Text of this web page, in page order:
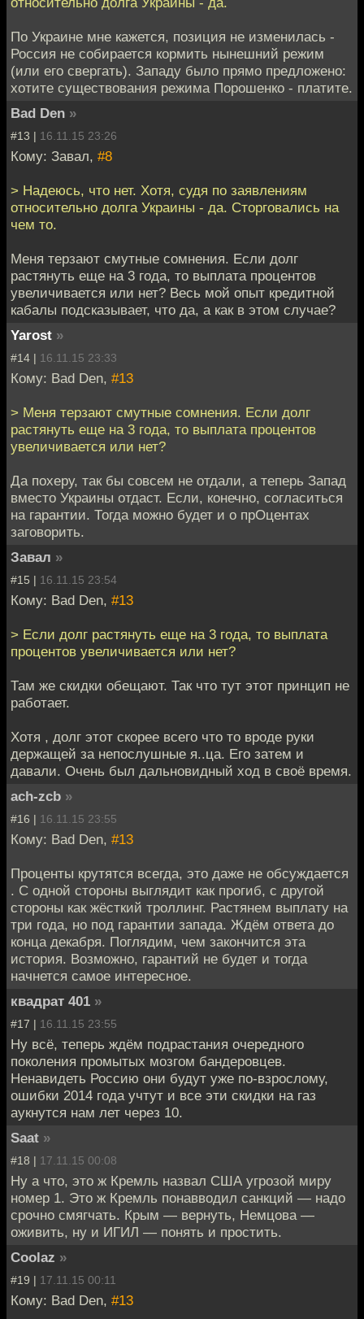
По Украине мне кажется, позиция не изменилась -
Россия не собирается кормить нынешний режим
(или его свергать). Западу было прямо предложено:
хотите существования режима Порошенко - платите.
Bad Den »
#13 | 16.11.15 23:26
Кому: Завал, #8
> Надеюсь, что нет. Хотя, судя по заявлениям
относительно долга Украины - да. Сторговались на
чем то.
Меня терзают смутные сомнения. Если долг
растянуть еще на 3 года, то выплата процентов
увеличивается или нет? Весь мой опыт кредитной
кабалы подсказывает, что да, а как в этом случае?
Yarost »
#14 | 16.11.15 23:33
Кому: Bad Den, #13
> Меня терзают смутные сомнения. Если долг
растянуть еще на 3 года, то выплата процентов
увеличивается или нет?
Да похеру, так бы совсем не отдали, а теперь Запад
вместо Украины отдаст. Если, конечно, согласиться
на гарантии. Тогда можно будет и о прОцентах
заговорить.
Завал »
#15 | 16.11.15 23:54
Кому: Bad Den, #13
> Если долг растянуть еще на 3 года, то выплата
процентов увеличивается или нет?
Там же скидки обещают. Так что тут этот принцип не
работает.
Хотя , долг этот скорее всего что то вроде руки
держащей за непослушные я..ца. Его затем и
давали. Очень был дальновидный ход в своё время.
ach-zcb »
#16 | 16.11.15 23:55
Кому: Bad Den, #13
Проценты крутятся всегда, это даже не обсуждается
. С одной стороны выглядит как прогиб, с другой
стороны как жёсткий троллинг. Растянем выплату на
три года, но под гарантии запада. Ждём ответа до
конца декабря. Поглядим, чем закончится эта
история. Возможно, гарантий не будет и тогда
начнется самое интересное.
квадрат 401 »
#17 | 16.11.15 23:55
Ну всё, теперь ждём подрастания очередного
поколения промытых мозгом бандеровцев.
Ненавидеть Россию они будут уже по-взрослому,
ошибки 2014 года учтут и все эти скидки на газ
аукнутся нам лет через 10.
Saat »
#18 | 17.11.15 00:08
Ну а что, это ж Кремль назвал США угрозой миру
номер 1. Это ж Кремль понавводил санкций — надо
срочно смягчать. Крым — вернуть, Немцова —
оживить, ну и ИГИЛ — понять и простить.
Coolaz »
#19 | 17.11.15 00:11
Кому: Bad Den, #13